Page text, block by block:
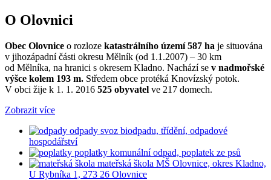
O Olovnici
Obec Olovnice o rozloze katastrálního území 587 ha je situována
v jihozápadní části okresu Mělník (od 1.1.2007) – 30 km
od Mělníka, na hranici s okresem Kladno. Nachází se v nadmořské
výšce kolem 193 m. Středem obce protéká Knovízský potok.
V obci žije k 1. 1. 2016 525 obyvatel ve 217 domech.
Zobrazit více
odpady svoz biodpadu, třídění, odpadové
hospodářství
poplatky komunální odpad, poplatek ze psů
mateřská škola MŠ Olovnice, okres Kladno,
U Rybníka 1, 273 26 Olovnice